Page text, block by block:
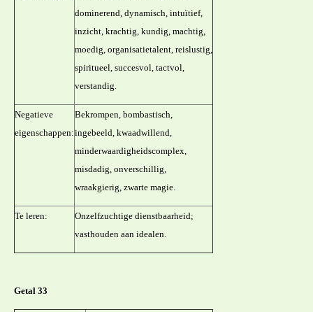
dominerend, dynamisch, intuïtief,
inzicht, krachtig, kundig, machtig,
moedig, organisatietalent, reislustig,
spiritueel, succesvol, tactvol,
verstandig.
Negatieve
eigenschappen:
Bekrompen, bombastisch,
ingebeeld, kwaadwillend,
minderwaardigheidscomplex,
misdadig, onverschillig,
wraakgierig, zwarte magie.
Te leren:
Onzelfzuchtige dienstbaarheid;
vasthouden aan idealen.
Getal 33